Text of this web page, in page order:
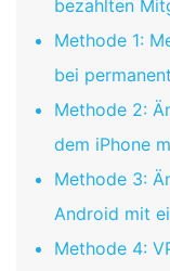
bezahlten
Methode 1:
bei
Methode 2:
dem iPhone
Methode 3:
Android mit
Methode 4: